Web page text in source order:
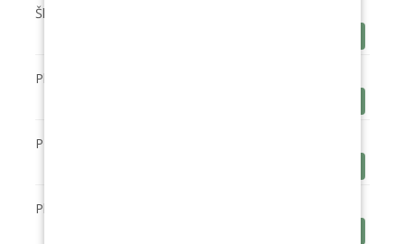
Školní vzdělávací program ŠD
Plán ŠD 2023-24
Přihláška ŠD
Plán ŠD 2025-26